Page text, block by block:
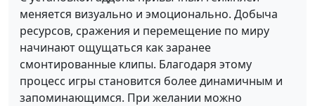
меняется визуально и эмоционально. Добыча
ресурсов, сражения и перемещение по миру
начинают ощущаться как заранее
смонтированные клипы. Благодаря этому
процесс игры становится более динамичным и
запоминающимся. При желании можно